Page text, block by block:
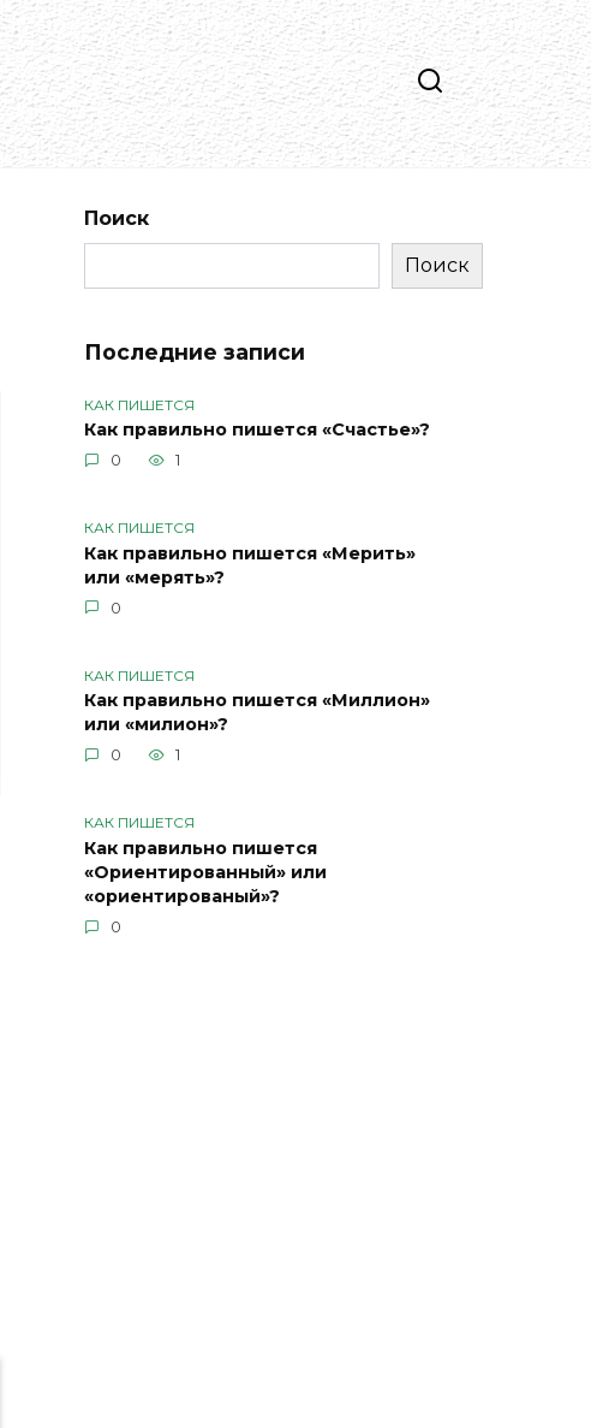
Поиск
Поиск
Последние записи
КАК ПИШЕТСЯ
Как правильно пишется «Счастье»?
0 1
КАК ПИШЕТСЯ
Как правильно пишется «Мерить»
или «мерять»?
0
КАК ПИШЕТСЯ
Как правильно пишется «Миллион»
или «милион»?
0 1
КАК ПИШЕТСЯ
Как правильно пишется
«Ориентированный» или
«ориентированый»?
0